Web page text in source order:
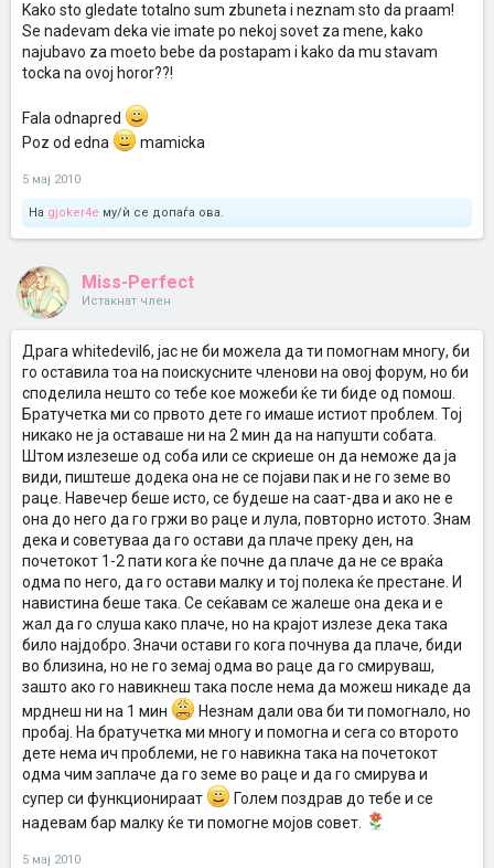
Kako sto gledate totalno sum zbuneta i neznam sto da praam!
Se nadevam deka vie imate po nekoj sovet za mene, kako
najubavo za moeto bebe da postapam i kako da mu stavam
tocka na ovoj horor??!
Fala odnapred
Poz od edna
mamicka
5 мај 2010
На gjoker4e му/ѝ се допаѓа ова.
Miss-Perfect
Истакнат член
Драга whitedevil6, јас не би можела да ти помогнам многу, би
го оставила тоа на поискусните членови на овој форум, но би
споделила нешто со тебе кое можеби ќе ти биде од помош.
Братучетка ми со првото дете го имаше истиот проблем. Тој
никако не ја оставаше ни на 2 мин да на напушти собата.
Штом излезеше од соба или се скриеше он да неможе да ја
види, пиштеше додека она не се појави пак и не го земе во
раце. Навечер беше исто, се будеше на саат-два и ако не е
она до него да го гржи во раце и лула, повторно истото. Знам
дека и советуваа да го остави да плаче преку ден, на
почетокот 1-2 пати кога ќе почне да плаче да не се враќа
одма по него, да го остави малку и тој полека ќе престане. И
навистина беше така. Се сеќавам се жалеше она дека и е
жал да го слуша како плаче, но на крајот излезе дека така
било најдобро. Значи остави го кога почнува да плаче, биди
во близина, но не го земај одма во раце да го смируваш,
зашто ако го навикнеш така после нема да можеш никаде да
мрднеш ни на 1 мин
Незнам дали ова би ти помогнало, но
пробај. На братучетка ми многу и помогна и сега со второто
дете нема ич проблеми, не го навикна така на почетокот
одма чим заплаче да го земе во раце и да го смирува и
супер си функционираат
Голем поздрав до тебе и се
надевам бар малку ќе ти помогне мојов совет.
5 мај 2010